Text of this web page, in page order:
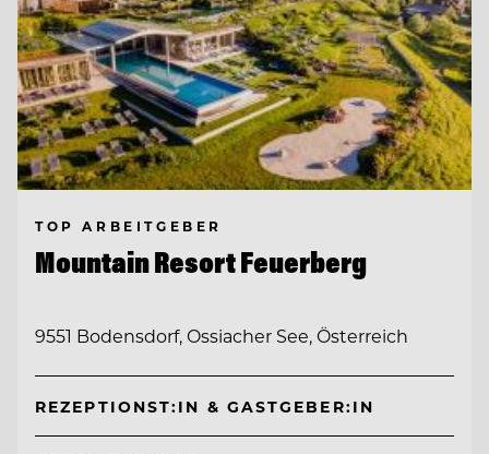
TOP ARBEITGEBER
Mountain Resort Feuerberg
9551 Bodensdorf, Ossiacher See, Österreich
REZEPTIONST:IN & GASTGEBER:IN